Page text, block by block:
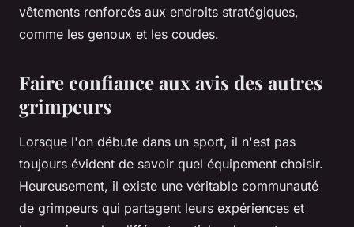
vêtements renforcés aux endroits stratégiques,
comme les genoux et les coudes.
Faire confiance aux avis des autres
grimpeurs
Lorsque l'on débute dans un sport, il n'est pas
toujours évident de savoir quel équipement choisir.
Heureusement, il existe une véritable communauté
de grimpeurs qui partagent leurs expériences et